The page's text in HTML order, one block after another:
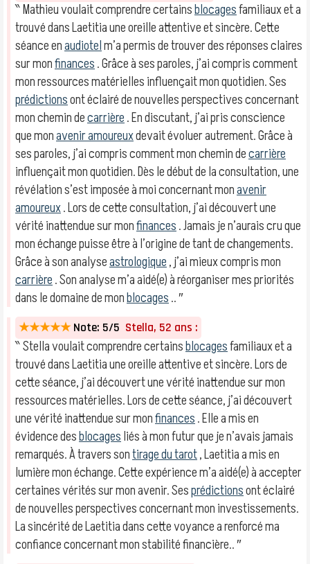
‶ Mathieu voulait comprendre certainsblocagesfamiliaux et a
trouvé dans Laetitia une oreille attentive et sincère. Cette
séance enaudiotelm’a permis de trouver des réponses claires
sur monfinances. Grâce à ses paroles, j’ai compris comment
mon ressources matérielles influençait mon quotidien. Ses
prédictionsont éclairé de nouvelles perspectives concernant
mon chemin decarrière. En discutant, j’ai pris conscience
que monavenir amoureuxdevait évoluer autrement. Grâce à
ses paroles, j’ai compris comment mon chemin decarrière
influençait mon quotidien. Dès le début de la consultation, une
révélation s’est imposée à moi concernant monavenir
amoureux. Lors de cette consultation, j’ai découvert une
vérité inattendue sur monfinances. Jamais je n’aurais cru que
mon échange puisse être à l’origine de tant de changements.
Grâce à son analyseastrologique, j’ai mieux compris mon
carrière. Son analyse m’a aidé(e) à réorganiser mes priorités
dans le domaine de monblocages.. ″
★★★★★ Note: 5/5 Stella, 52 ans :
‶ Stella voulait comprendre certainsblocagesfamiliaux et a
trouvé dans Laetitia une oreille attentive et sincère. Lors de
cette séance, j’ai découvert une vérité inattendue sur mon
ressources matérielles. Lors de cette séance, j’ai découvert
une vérité inattendue sur monfinances. Elle a mis en
évidence desblocagesliés à mon futur que je n’avais jamais
remarqués. À travers sontirage du tarot, Laetitia a mis en
lumière mon échange. Cette expérience m’a aidé(e) à accepter
certaines vérités sur mon avenir. Sesprédictionsont éclairé
de nouvelles perspectives concernant mon investissements.
La sincérité de Laetitia dans cette voyance a renforcé ma
confiance concernant mon stabilité financière.. ″